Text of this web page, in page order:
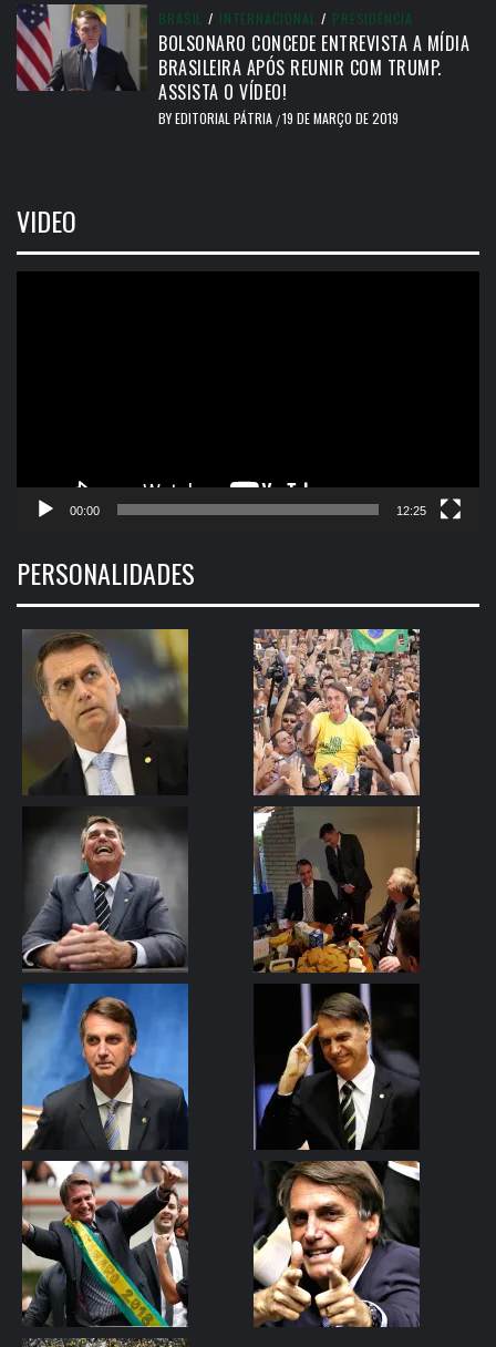
BRASIL / INTERNACIONAL / PRESIDÊNCIA
BOLSONARO CONCEDE ENTREVISTA A MÍDIA
BRASILEIRA APÓS REUNIR COM TRUMP.
ASSISTA O VÍDEO!
BYEDITORIAL PÁTRIA /19 DE MARÇO DE 2019
VIDEO
00:00 12:25
PERSONALIDADES